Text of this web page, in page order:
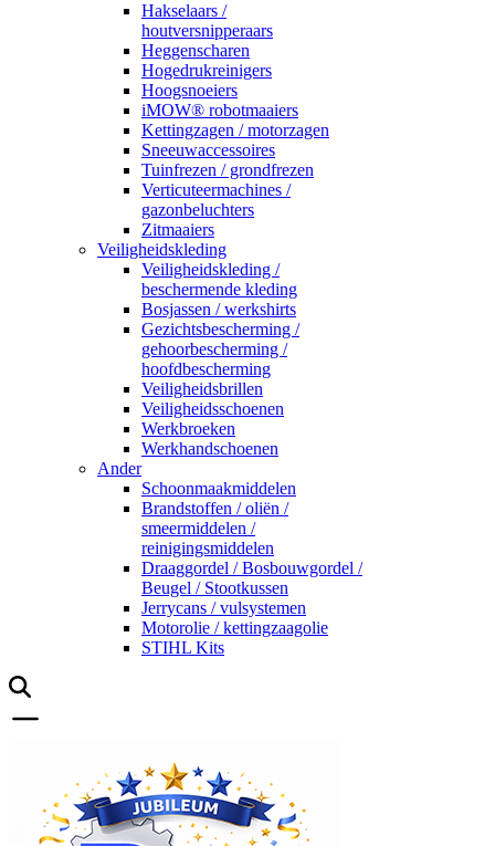
Hakselaars /
houtversnipperaars
Heggenscharen
Hogedrukreinigers
Hoogsnoeiers
iMOW® robotmaaiers
Kettingzagen / motorzagen
Sneeuwaccessoires
Tuinfrezen / grondfrezen
Verticuteermachines /
gazonbeluchters
Zitmaaiers
Veiligheidskleding
Veiligheidskleding /
beschermende kleding
Bosjassen / werkshirts
Gezichtsbescherming /
gehoorbescherming /
hoofdbescherming
Veiligheidsbrillen
Veiligheidsschoenen
Werkbroeken
Werkhandschoenen
Ander
Schoonmaakmiddelen
Brandstoffen / oliën /
smeermiddelen /
reinigingsmiddelen
Draaggordel / Bosbouwgordel /
Beugel / Stootkussen
Jerrycans / vulsystemen
Motorolie / kettingzaagolie
STIHL Kits